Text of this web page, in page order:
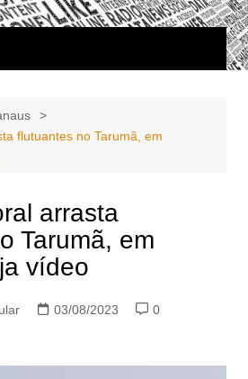
Circular
aqui!
flutuantes no Tarumã, em
arrasta
Tarumã, em
vídeo
03/08/2023
0